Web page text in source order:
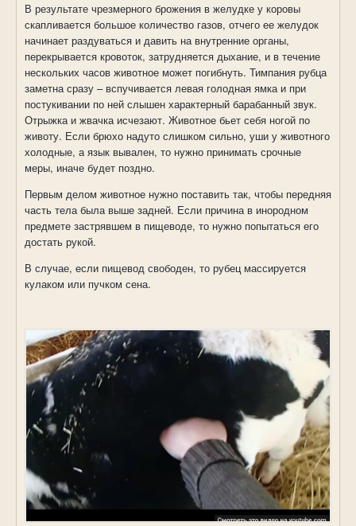
В результате чрезмерного брожения в желудке у коровы
скапливается большое количество газов, отчего ее желудок
начинает раздуваться и давить на внутренние органы,
перекрывается кровоток, затрудняется дыхание, и в течение
нескольких часов животное может погибнуть. Тимпания рубца
заметна сразу – вспучивается левая голодная ямка и при
постукивании по ней слышен характерный барабанный звук.
Отрыжка и жвачка исчезают. Животное бьет себя ногой по
животу. Если брюхо надуто слишком сильно, уши у животного
холодные, а язык вывален, то нужно принимать срочные
меры, иначе будет поздно.
Первым делом животное нужно поставить так, чтобы передняя
часть тела была выше задней. Если причина в инородном
предмете застрявшем в пищеводе, то нужно попытаться его
достать рукой.
В случае, если пищевод свободен, то рубец массируется
кулаком или пучком сена.